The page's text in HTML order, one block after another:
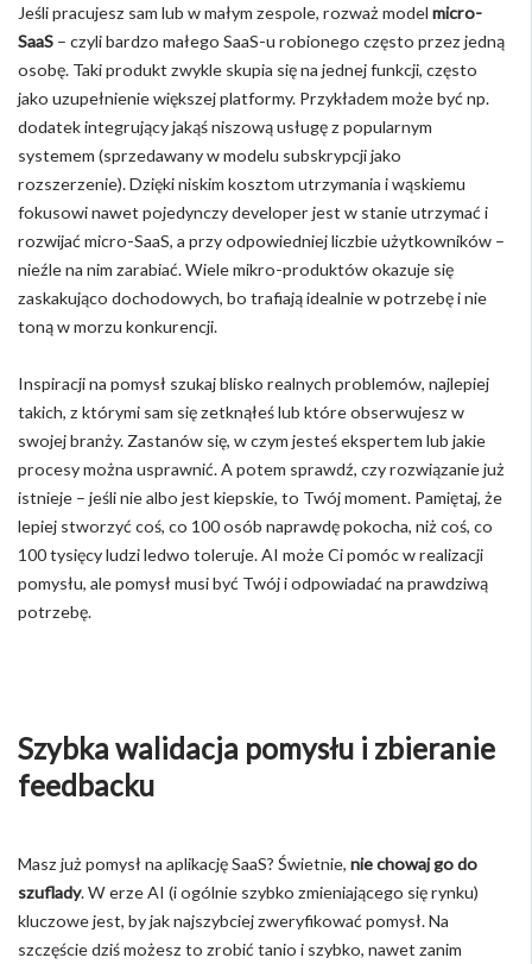
Jeśli pracujesz sam lub w małym zespole, rozważ model micro-
SaaS – czyli bardzo małego SaaS-u robionego często przez jedną
osobę. Taki produkt zwykle skupia się na jednej funkcji, często
jako uzupełnienie większej platformy. Przykładem może być np.
dodatek integrujący jakąś niszową usługę z popularnym
systemem (sprzedawany w modelu subskrypcji jako
rozszerzenie). Dzięki niskim kosztom utrzymania i wąskiemu
fokusowi nawet pojedynczy developer jest w stanie utrzymać i
rozwijać micro-SaaS, a przy odpowiedniej liczbie użytkowników –
nieźle na nim zarabiać. Wiele mikro-produktów okazuje się
zaskakująco dochodowych, bo trafiają idealnie w potrzebę i nie
toną w morzu konkurencji.
Inspiracji na pomysł szukaj blisko realnych problemów, najlepiej
takich, z którymi sam się zetknąłeś lub które obserwujesz w
swojej branży. Zastanów się, w czym jesteś ekspertem lub jakie
procesy można usprawnić. A potem sprawdź, czy rozwiązanie już
istnieje – jeśli nie albo jest kiepskie, to Twój moment. Pamiętaj, że
lepiej stworzyć coś, co 100 osób naprawdę pokocha, niż coś, co
100 tysięcy ludzi ledwo toleruje. AI może Ci pomóc w realizacji
pomysłu, ale pomysł musi być Twój i odpowiadać na prawdziwą
potrzebę.
Szybka walidacja pomysłu i zbieranie
feedbacku
Masz już pomysł na aplikację SaaS? Świetnie, nie chowaj go do
szuflady. W erze AI (i ogólnie szybko zmieniającego się rynku)
kluczowe jest, by jak najszybciej zweryfikować pomysł. Na
szczęście dziś możesz to zrobić tanio i szybko, nawet zanim